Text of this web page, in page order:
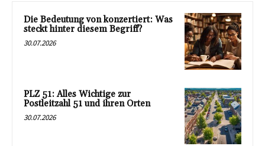
Die Bedeutung von konzertiert: Was
steckt hinter diesem Begriff?
30.07.2026
PLZ 51: Alles Wichtige zur
Postleitzahl 51 und ihren Orten
30.07.2026